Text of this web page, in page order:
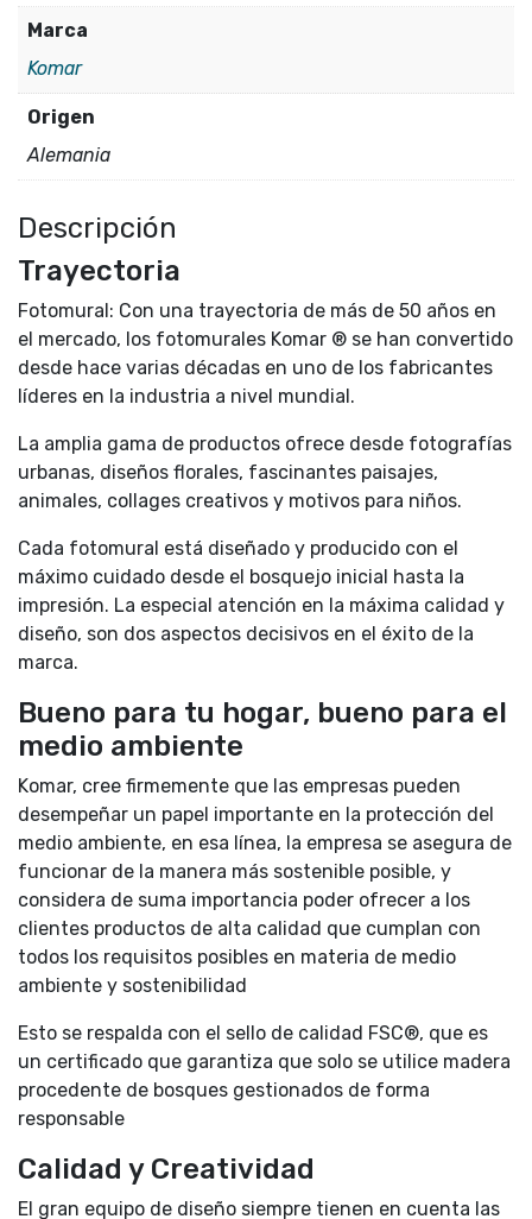
Marca
Komar
Origen
Alemania
Descripción
Trayectoria
Fotomural: Con una trayectoria de más de 50 años en
el mercado, los fotomurales Komar ® se han convertido
desde hace varias décadas en uno de los fabricantes
líderes en la industria a nivel mundial.
La amplia gama de productos ofrece desde fotografías
urbanas, diseños florales, fascinantes paisajes,
animales, collages creativos y motivos para niños.
Cada fotomural está diseñado y producido con el
máximo cuidado desde el bosquejo inicial hasta la
impresión. La especial atención en la máxima calidad y
diseño, son dos aspectos decisivos en el éxito de la
marca.
Bueno para tu hogar, bueno para el
medio ambiente
Komar, cree firmemente que las empresas pueden
desempeñar un papel importante en la protección del
medio ambiente, en esa línea, la empresa se asegura de
funcionar de la manera más sostenible posible, y
considera de suma importancia poder ofrecer a los
clientes productos de alta calidad que cumplan con
todos los requisitos posibles en materia de medio
ambiente y sostenibilidad
Esto se respalda con el sello de calidad FSC®, que es
un certificado que garantiza que solo se utilice madera
procedente de bosques gestionados de forma
responsable
Calidad y Creatividad
El gran equipo de diseño siempre tienen en cuenta las